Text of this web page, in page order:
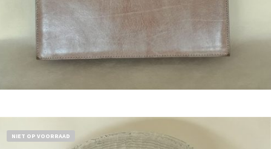
NIET OP VOORRAAD